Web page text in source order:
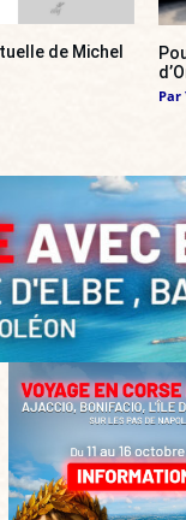
de Michel
Par